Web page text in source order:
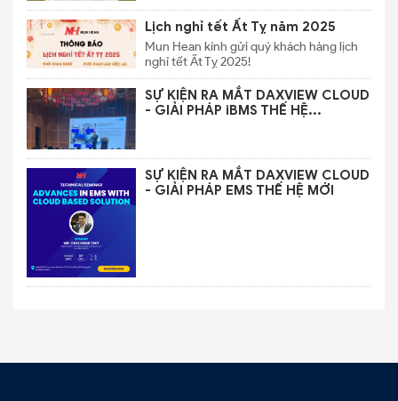
Lịch nghỉ tết Ất Tỵ năm 2025
Mun Hean kính gửi quý khách hàng lịch
nghỉ tết Ất Tỵ 2025!
SỰ KIỆN RA MẮT DAXVIEW CLOUD
- GIẢI PHÁP iBMS THẾ HỆ...
SỰ KIỆN RA MẮT DAXVIEW CLOUD
- GIẢI PHÁP EMS THẾ HỆ MỚI